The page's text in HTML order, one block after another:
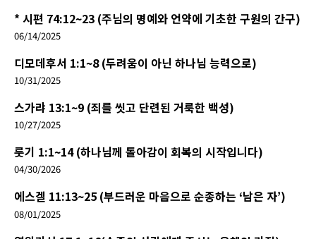
* 시편 74:12~23 (주님의 명예와 언약에 기초한 구원의 간구)
06/14/2025
디모데후서 1:1~8 (두려움이 아닌 하나님 능력으로)
10/31/2025
스가랴 13:1~9 (죄를 씻고 단련된 거룩한 백성)
10/27/2025
룻기 1:1~14 (하나님께 돌아감이 회복의 시작입니다)
04/30/2026
에스겔 11:13~25 (부드러운 마음으로 순종하는 ‘남은 자’)
08/01/2025